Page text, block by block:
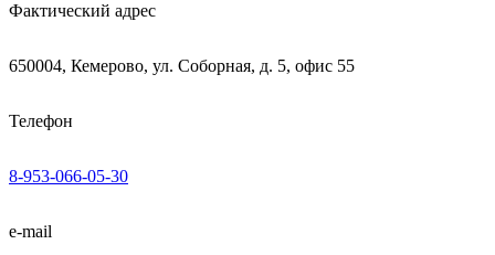
Фактический адрес
650004, Кемерово, ул. Соборная, д. 5, офис 55
Телефон
8-953-066-05-30
e-mail